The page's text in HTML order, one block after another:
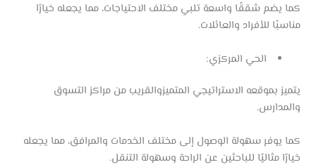
كما يضم شققًا واسعة تلبي مختلف الاحتياجات، مما يجعله خيارًا
مناسبًا للأفراد والعائلات.
الحي المركزي:
يتميز بموقعه الاستراتيجي المتميزوالقريب من مراكز التسوق
والمدارس.
كما يوفر سهولة الوصول إلى مختلف الخدمات والمرافق، مما يجعله
خيارًا مثاليًا للباحثين عن الراحة وسهولة التنقل.